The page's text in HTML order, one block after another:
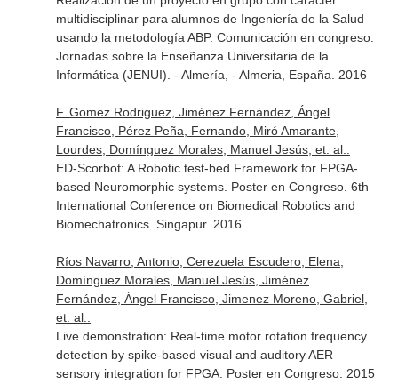
multidisciplinar para alumnos de Ingeniería de la Salud
usando la metodología ABP. Comunicación en congreso.
Jornadas sobre la Enseñanza Universitaria de la
Informática (JENUI). - Almería, - Almeria, España. 2016
F. Gomez Rodriguez, Jiménez Fernández, Ángel
Francisco, Pérez Peña, Fernando, Miró Amarante,
Lourdes, Domínguez Morales, Manuel Jesús, et. al.:
ED-Scorbot: A Robotic test-bed Framework for FPGA-
based Neuromorphic systems. Poster en Congreso. 6th
International Conference on Biomedical Robotics and
Biomechatronics. Singapur. 2016
Ríos Navarro, Antonio, Cerezuela Escudero, Elena,
Domínguez Morales, Manuel Jesús, Jiménez
Fernández, Ángel Francisco, Jimenez Moreno, Gabriel,
et. al.:
Live demonstration: Real-time motor rotation frequency
detection by spike-based visual and auditory AER
sensory integration for FPGA. Poster en Congreso. 2015